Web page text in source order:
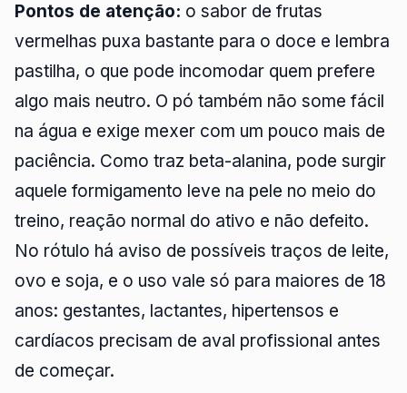
Pontos de atenção: o sabor de frutas
vermelhas puxa bastante para o doce e lembra
pastilha, o que pode incomodar quem prefere
algo mais neutro. O pó também não some fácil
na água e exige mexer com um pouco mais de
paciência. Como traz beta-alanina, pode surgir
aquele formigamento leve na pele no meio do
treino, reação normal do ativo e não defeito.
No rótulo há aviso de possíveis traços de leite,
ovo e soja, e o uso vale só para maiores de 18
anos: gestantes, lactantes, hipertensos e
cardíacos precisam de aval profissional antes
de começar.